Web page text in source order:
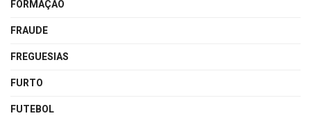
FORMAÇÃO
FRAUDE
FREGUESIAS
FURTO
FUTEBOL